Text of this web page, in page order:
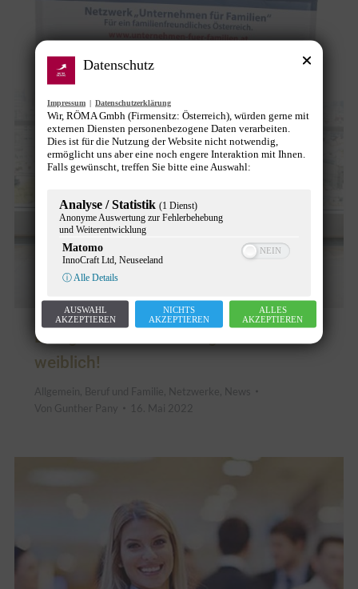
Energie Tirol – Die Energiewende ist
weiblich!
Allgemein Beruf und Familie Netzwerke News
Von Gunther Pany 16. Mai 2022
Datenschutz
Impressum | Datenschutzerklärung
Wir, RÖMA Gmbh (Firmensitz: Österreich), würden gerne mit
externen Diensten personenbezogene Daten verarbeiten.
Dies ist für die Nutzung der Website nicht notwendig,
ermöglicht uns aber eine noch engere Interaktion mit Ihnen.
Falls gewünscht, treffen Sie bitte eine Auswahl:
Analyse / Statistik (1 Dienst)
Anonyme Auswertung zur Fehlerbehebung
und Weiterentwicklung
Matomo
InnoCraft Ltd, Neuseeland
ⓘ Alle Details
AUSWAHL
AKZEPTIEREN
NICHTS
AKZEPTIEREN
ALLES
AKZEPTIEREN